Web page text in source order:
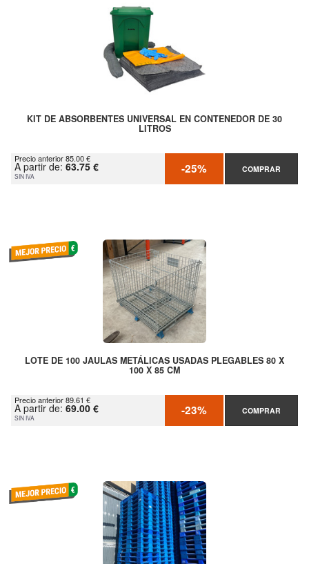
KIT DE ABSORBENTES UNIVERSAL EN CONTENEDOR DE 30
LITROS
Precio anterior 85.00 €
A partir de: 63.75 €
SIN IVA -25% COMPRAR
LOTE DE 100 JAULAS METÁLICAS USADAS PLEGABLES 80 X
100 X 85 CM
Precio anterior 89.61 €
A partir de: 69.00 €
SIN IVA -23% COMPRAR